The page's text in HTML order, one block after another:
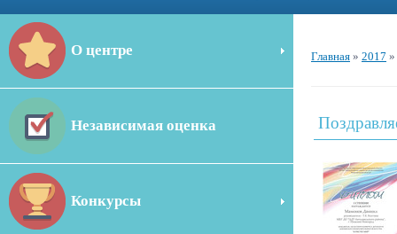
О центре
Независимая оценка
Конкурсы
Главная » 2017 »